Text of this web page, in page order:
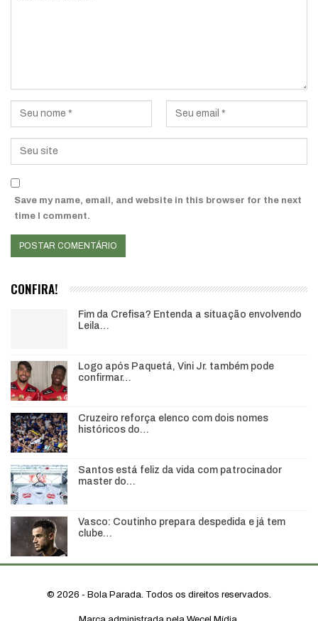
Save my name, email, and website in this browser for the next
time I comment.
CONFIRA!
Fim da Crefisa? Entenda a situação envolvendo
Leila…
Logo após Paquetá, Vini Jr. também pode
confirmar…
Cruzeiro reforça elenco com dois nomes
históricos do…
Santos está feliz da vida com patrocinador
master do…
Vasco: Coutinho prepara despedida e já tem
clube…
© 2026 - Bola Parada. Todos os direitos reservados.